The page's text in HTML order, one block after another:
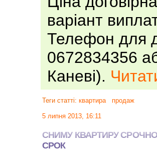
варіант
Телефон для
0672834356
Каневі).
Теги статті: квартира продаж
5 липня 2013, 16:11
СНИМУ КВАРТИРУ
СРОК